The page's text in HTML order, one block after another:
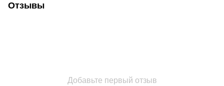
Отзывы
Добавьте первый отзыв